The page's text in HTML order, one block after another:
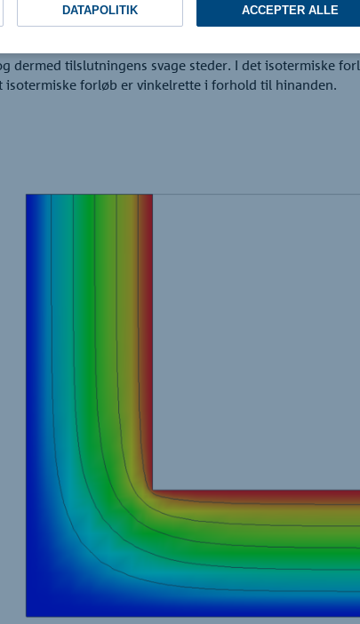
DATAPOLITIK ACCEPTER ALLE
og temperaturerne. Temperaturforløbet eller
tilslutningens svage steder. I det isotermiske
forløb er vinkelrette i forhold til hinanden.